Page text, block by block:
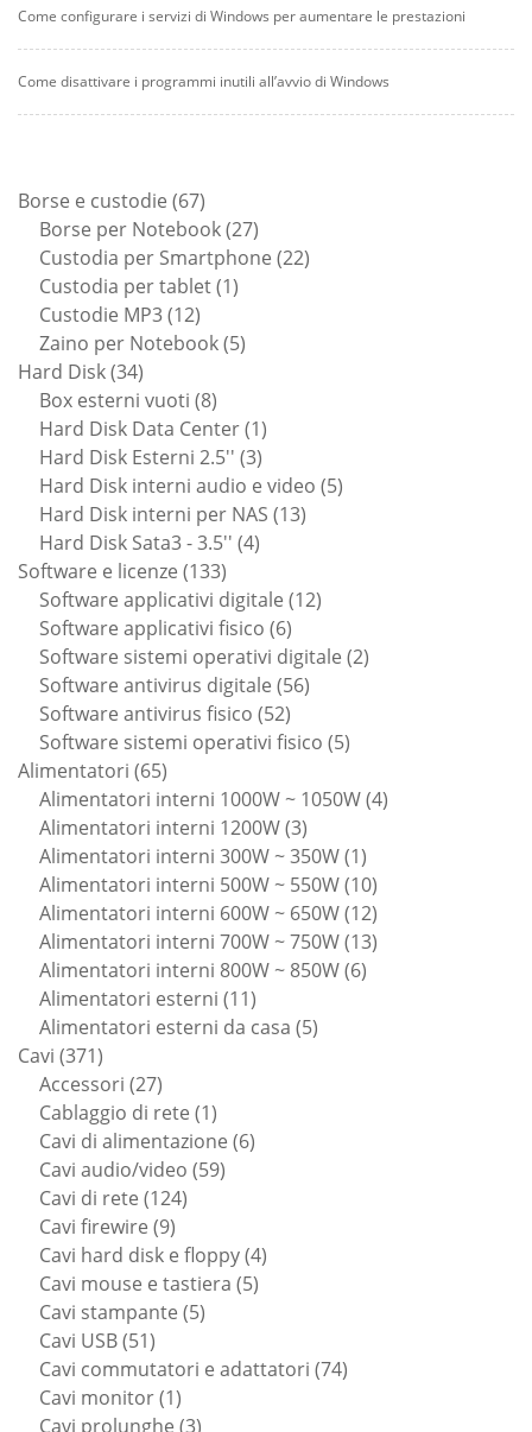
Come configurare i servizi di Windows per aumentare le prestazioni
Come disattivare i programmi inutili all’avvio di Windows
Borse e custodie 6767
prodotti
Borse per Notebook 2727
prodotti
Custodia per Smartphone 2222
Custodia per tablet 11
Custodie MP3 1212
prodotti
Zaino per Notebook 55
Hard Disk 3434
prodotti
Box esterni vuoti 88
prodotti
Hard Disk Data Center 11
prodotto
Hard Disk Esterni 2.5'' 33
prodotti
Hard Disk interni audio e video 55
Hard Disk interni per NAS 1313
Hard Disk Sata3 - 3.5'' 44
Software e licenze 133133
prodotti
Software applicativi digitale 1212
Software applicativi fisico 66
prodotti
Software sistemi operativi digitale 22
Software antivirus digitale 5656
Software antivirus fisico 5252
prodotti
Software sistemi operativi fisico 55
Alimentatori 6565
prodotti
Alimentatori interni 1000W ~ 1050W 44
Alimentatori interni 1200W 33
prodotti
Alimentatori interni 300W ~ 350W 11
prodotto
Alimentatori interni 500W ~ 550W 1010
prodotti
Alimentatori interni 600W ~ 650W 1212
prodotti
Alimentatori interni 700W ~ 750W 1313
Alimentatori interni 800W ~ 850W 66
Alimentatori esterni 1111
prodotti
Alimentatori esterni da casa 55
Cavi 371371
prodotti
Accessori 2727
prodotti
Cablaggio di rete 11
prodotto
Cavi di alimentazione 66
Cavi audio/video 5959
Cavi di rete 124124
Cavi firewire 99
prodotti
Cavi hard disk e floppy 44
Cavi mouse e tastiera 55
Cavi stampante 55
Cavi USB 5151
prodotti
Cavi commutatori e adattatori 7474
Cavi monitor 11
prodotto
Cavi prolunghe 33